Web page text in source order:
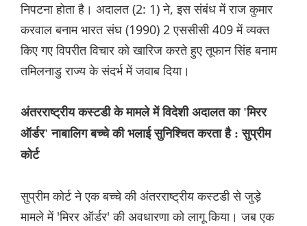
निपटना होता है। अदालत (2: 1) ने, इस संबंध में राज कुमार
करवाल बनाम भारत संघ (1990) 2 एससीसी 409 में व्यक्त
किए गए विपरीत विचार को खारिज करते हुए तूफान सिंह बनाम
तमिलनाडु राज्य के संदर्भ में जवाब दिया।
अंतरराष्ट्रीय कस्टडी के मामले में विदेशी अदालत का 'मिरर
ऑर्डर' नाबालिग बच्चे की भलाई सुनिश्चित करता है : सुप्रीम
कोर्ट
सुप्रीम कोर्ट ने एक बच्चे की अंतरराष्ट्रीय कस्टडी से जुड़े
मामले में 'मिरर ऑर्डर' की अवधारणा को लागू किया। जब एक